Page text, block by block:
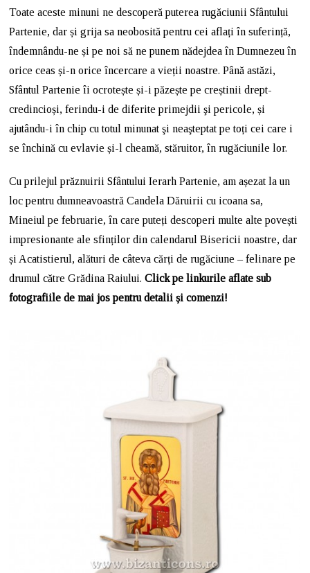
Toate aceste minuni ne descoperă puterea rugăciunii Sfântului
Partenie, dar și grija sa neobosită pentru cei aflați în suferință,
îndemnându-ne și pe noi să ne punem nădejdea în Dumnezeu în
orice ceas și-n orice încercare a vieții noastre. Până astăzi,
Sfântul Partenie îi ocrotește și-i păzește pe creștinii drept-
credincioși, ferindu-i de diferite primejdii şi pericole, și
ajutându-i în chip cu totul minunat şi neaşteptat pe toți cei care i
se închină cu evlavie și-l cheamă, stăruitor, în rugăciunile lor.
Cu prilejul prăznuirii Sfântului Ierarh Partenie, am așezat la un
loc pentru dumneavoastră Candela Dăruirii cu icoana sa,
Mineiul pe februarie, în care puteți descoperi multe alte povești
impresionante ale sfinților din calendarul Bisericii noastre, dar
și Acatistierul, alături de câteva cărți de rugăciune – felinare pe
drumul către Grădina Raiului.Click pe linkurile aflate sub
fotografiile de mai jos pentru detalii și comenzi!